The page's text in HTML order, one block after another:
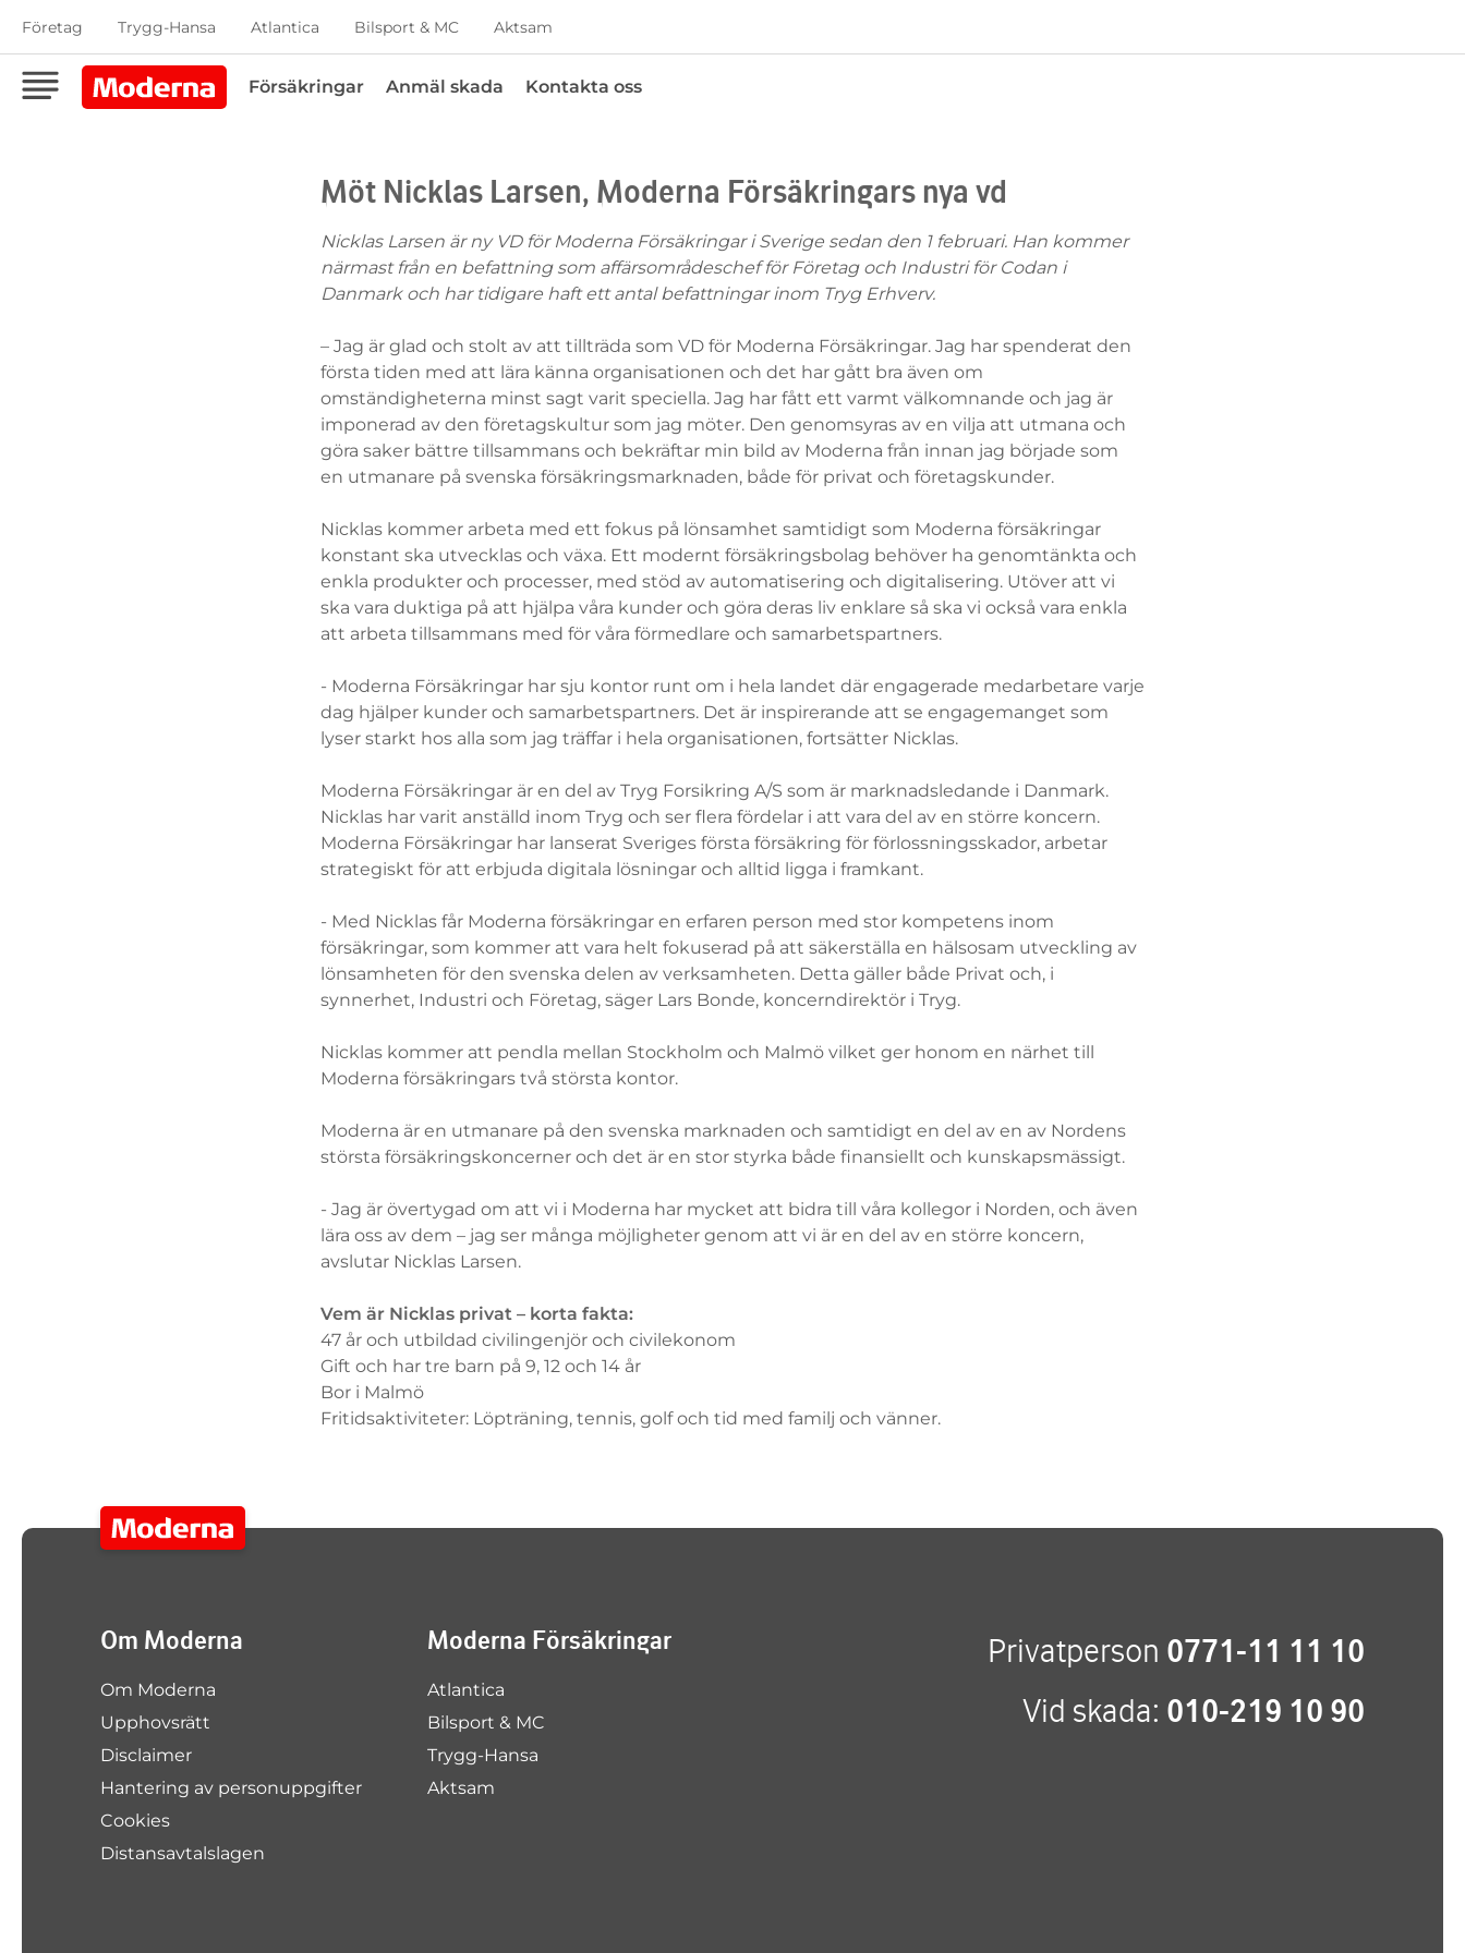
Företag Trygg-Hansa Atlantica Bilsport & MC Aktsam
Försäkringar Anmäl skada Kontakta oss
Möt Nicklas Larsen, Moderna Försäkringars nya vd
Nicklas Larsen är ny VD för Moderna Försäkringar i Sverige sedan den 1 februari. Han kommer
närmast från en befattning som affärsområdeschef för Företag och Industri för Codan i
Danmark och har tidigare haft ett antal befattningar inom Tryg Erhverv.
– Jag är glad och stolt av att tillträda som VD för Moderna Försäkringar. Jag har spenderat den
första tiden med att lära känna organisationen och det har gått bra även om
omständigheterna minst sagt varit speciella. Jag har fått ett varmt välkomnande och jag är
imponerad av den företagskultur som jag möter. Den genomsyras av en vilja att utmana och
göra saker bättre tillsammans och bekräftar min bild av Moderna från innan jag började som
en utmanare på svenska försäkringsmarknaden, både för privat och företagskunder.
Nicklas kommer arbeta med ett fokus på lönsamhet samtidigt som Moderna försäkringar
konstant ska utvecklas och växa. Ett modernt försäkringsbolag behöver ha genomtänkta och
enkla produkter och processer, med stöd av automatisering och digitalisering. Utöver att vi
ska vara duktiga på att hjälpa våra kunder och göra deras liv enklare så ska vi också vara enkla
att arbeta tillsammans med för våra förmedlare och samarbetspartners.
- Moderna Försäkringar har sju kontor runt om i hela landet där engagerade medarbetare varje
dag hjälper kunder och samarbetspartners. Det är inspirerande att se engagemanget som
lyser starkt hos alla som jag träffar i hela organisationen, fortsätter Nicklas.
Moderna Försäkringar är en del av Tryg Forsikring A/S som är marknadsledande i Danmark.
Nicklas har varit anställd inom Tryg och ser flera fördelar i att vara del av en större koncern.
Moderna Försäkringar har lanserat Sveriges första försäkring för förlossningsskador, arbetar
strategiskt för att erbjuda digitala lösningar och alltid ligga i framkant.
- Med Nicklas får Moderna försäkringar en erfaren person med stor kompetens inom
försäkringar, som kommer att vara helt fokuserad på att säkerställa en hälsosam utveckling av
lönsamheten för den svenska delen av verksamheten. Detta gäller både Privat och, i
synnerhet, Industri och Företag, säger Lars Bonde, koncerndirektör i Tryg.
Nicklas kommer att pendla mellan Stockholm och Malmö vilket ger honom en närhet till
Moderna försäkringars två största kontor.
Moderna är en utmanare på den svenska marknaden och samtidigt en del av en av Nordens
största försäkringskoncerner och det är en stor styrka både finansiellt och kunskapsmässigt.
- Jag är övertygad om att vi i Moderna har mycket att bidra till våra kollegor i Norden, och även
lära oss av dem – jag ser många möjligheter genom att vi är en del av en större koncern,
avslutar Nicklas Larsen.
Vem är Nicklas privat – korta fakta:
47 år och utbildad civilingenjör och civilekonom
Gift och har tre barn på 9, 12 och 14 år
Bor i Malmö
Fritidsaktiviteter: Löpträning, tennis, golf och tid med familj och vänner.
Om Moderna
Om Moderna
Upphovsrätt
Disclaimer
Hantering av personuppgifter
Cookies
Distansavtalslagen
Moderna Försäkringar
Atlantica
Bilsport & MC
Trygg-Hansa
Aktsam
Privatperson 0771-11 11 10
Vid skada: 010-219 10 90